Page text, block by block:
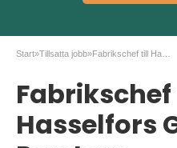
Start»Tillsatta jobb»
Hasselfors